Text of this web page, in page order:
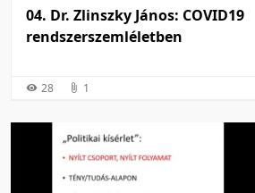
04. Dr. Zlinszky János: COVID19
rendszerszemléletben
28 1